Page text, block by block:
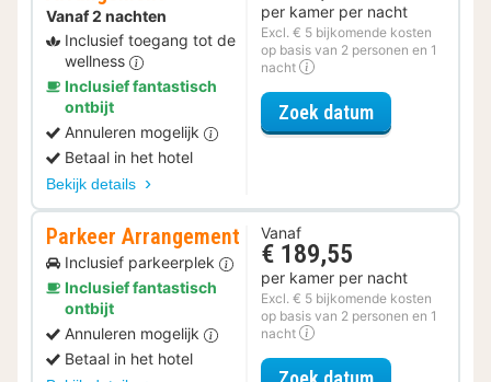
Vanaf 2 nachten
Inclusief toegang tot de
wellness
Inclusief fantastisch
ontbijt
Annuleren mogelijk
Betaal in het hotel
Bekijk details
per kamer per nacht
Excl. € 5 bijkomende kosten
op basis van 2 personen en 1
nacht
Zoek datumvoor
Parkeer Arrangement
Inclusief parkeerplek
Inclusief fantastisch
ontbijt
Annuleren mogelijk
Betaal in het hotel
Vanaf
€ 189,55
per kamer per nacht
Excl. € 5 bijkomende kosten
op basis van 2 personen en 1
nacht
voor Parkeer